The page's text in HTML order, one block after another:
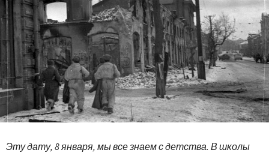
Эту дату, 8 января, мы все знаем с детства. В школы